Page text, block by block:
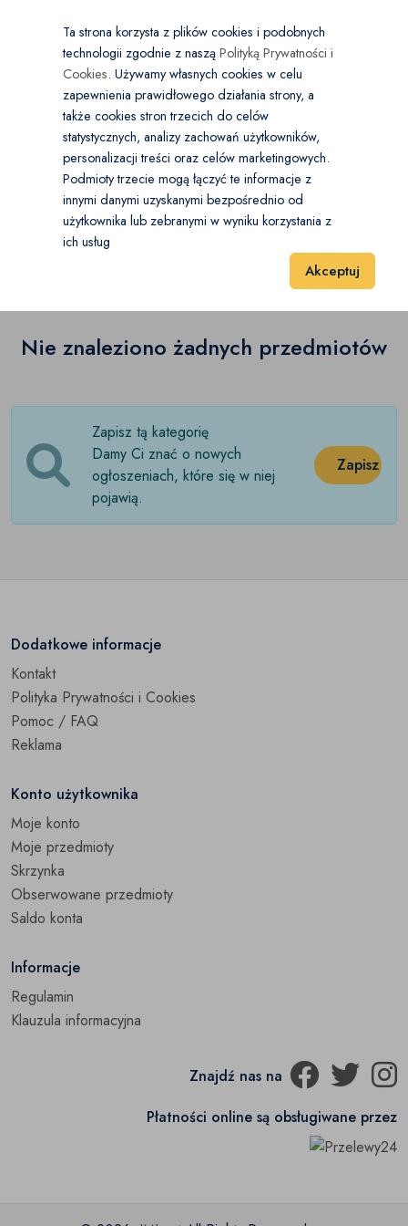
Wybierz kategorię
Zabawki
(0)
Gry dla dzieci(0)
Kasy sklepowe
Kolejki(0)
Kuchnie dla dzieci(0)
Pojazdy elektryczne(0)
Zabawki do piaskownicy
Zabawki edukacyjne
Zabawki plastyczne
Zdalnie sterowane
Pozostałe(0)
×
Kraj PL
PLN
Dla Dzieci Zabawki Kolejki
Kolejki (0)
20 60
Nie znaleziono żadnych przedmiotów
Zapisz tą kategorię
Damy Ci znać o nowych
ogłoszeniach, które się w niej
pojawią.
Zapisz
Dodatkowe informacje
Kontakt
Polityka Prywatności i Cookies
Pomoc / FAQ
Reklama
Konto użytkownika
Moje konto
Moje przedmioty
Skrzynka
Obserwowane przedmioty
Saldo konta
Informacje
Regulamin
Klauzula informacyjna
Znajdź nas na
Płatności online są obsługiwane przez
Ta strona korzysta z plików cookies i podobnych
technologii zgodnie z nasząPolityką Prywatności i
Cookies. Używamy własnych cookies w celu
zapewnienia prawidłowego działania strony, a
także cookies stron trzecich do celów
statystycznych, analizy zachowań użytkowników,
personalizacji treści oraz celów marketingowych.
Podmioty trzecie mogą łączyć te informacje z
innymi danymi uzyskanymi bezpośrednio od
użytkownika lub zebranymi w wyniku korzystania z
ich usług
Akceptuj